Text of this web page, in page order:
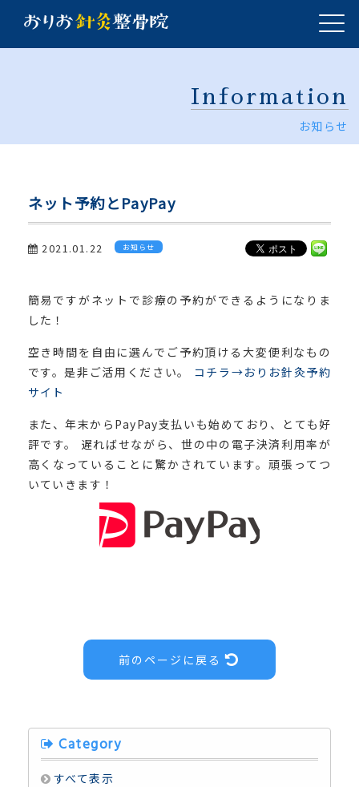
Information
お知らせ
ネット予約とPayPay
2021.01.22 お知らせ
簡易ですがネットで診療の予約ができるようになりま
した！
空き時間を自由に選んでご予約頂ける大変便利なもの
です。是非ご活用ください。 コチラ→おりお針灸予約
サイト
また、年末からPayPay支払いも始めており、とても好
評です。 遅ればせながら、世の中の電子決済利用率が
高くなっていることに驚かされています。頑張ってつ
いていきます！
前のページに戻る
Category
すべて表示